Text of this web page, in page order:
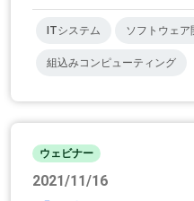
ITシステム ソフトウェア
組込みコンピューティング
ウェビナー
2021/11/16